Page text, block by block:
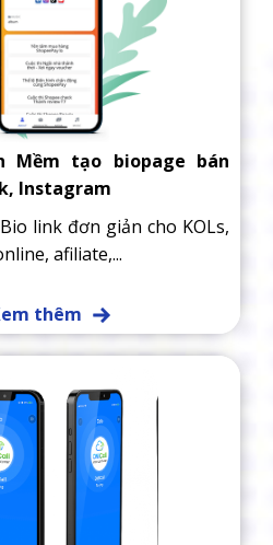
thêm
link đơn giản cho KOLs,
afiliate,...
Mềm tạo biopage bán
Instagram